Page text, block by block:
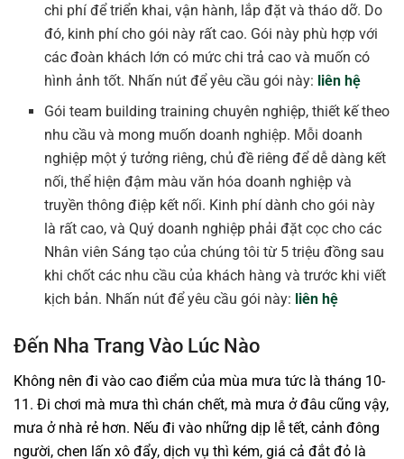
chi phí để triển khai, vận hành, lắp đặt và tháo dỡ. Do
đó, kinh phí cho gói này rất cao. Gói này phù hợp với
các đoàn khách lớn có mức chi trả cao và muốn có
hình ảnh tốt. Nhấn nút để yêu cầu gói này: liên hệ
Gói team building training chuyên nghiệp, thiết kế theo
nhu cầu và mong muốn doanh nghiệp. Mỗi doanh
nghiệp một ý tưởng riêng, chủ đề riêng để dễ dàng kết
nối, thể hiện đậm màu văn hóa doanh nghiệp và
truyền thông điệp kết nối. Kinh phí dành cho gói này
là rất cao, và Quý doanh nghiệp phải đặt cọc cho các
Nhân viên Sáng tạo của chúng tôi từ 5 triệu đồng sau
khi chốt các nhu cầu của khách hàng và trước khi viết
kịch bản. Nhấn nút để yêu cầu gói này: liên hệ
Đến Nha Trang Vào Lúc Nào
Không nên đi vào cao điểm của mùa mưa tức là tháng 10-
11. Đi chơi mà mưa thì chán chết, mà mưa ở đâu cũng vậy,
mưa ở nhà rẻ hơn. Nếu đi vào những dịp lễ tết, cảnh đông
người, chen lấn xô đẩy, dịch vụ thì kém, giá cả đắt đỏ là